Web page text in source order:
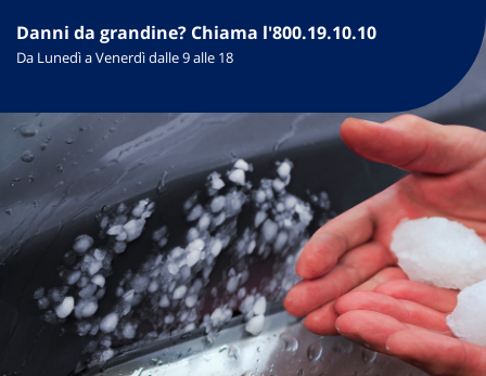
Danni da grandine? Chiama l'800.19.10.10
Da Lunedì a Venerdì dalle 9 alle 18